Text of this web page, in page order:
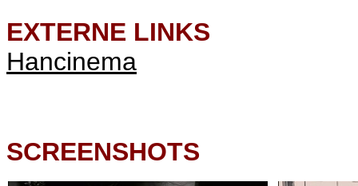
EXTERNE LINKS
Hancinema
SCREENSHOTS